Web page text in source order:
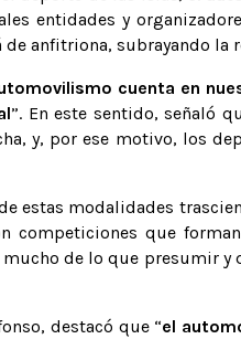
entidades y
anfitriona, subrayando
cuenta en
”. En este sentido, señaló
y, por ese motivo, los
estas modalidades
competiciones que
de lo que presumir
destacó que “el